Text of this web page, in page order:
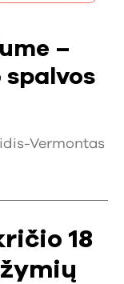
–
spalvos
Vermontas
18